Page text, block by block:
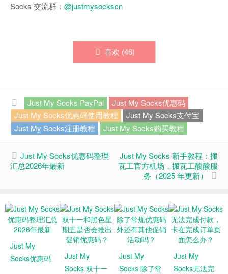
Socks 交流群： @justmysockscn
喜欢 (46)
Just My Socks PayPal
Just My Socks优惠码
Just My Socks优惠码使用教程
Just My Socks支付宝
Just My Socks注册教程
Just My Socks购买教程
Just My Socks优惠码整理
汇总2026年最新
Just My Socks 新手教程：搬
瓦工官方机场，搬瓦工酸酸服
务（2025 年更新）
Just My
Socks优惠码
Just My
Socks 双十一
Just My
Socks 除了常
Just My
Socks无法完